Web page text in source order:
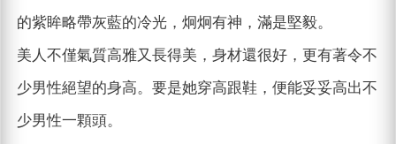
的紫眸略帶灰藍的冷光，炯炯有神，滿是堅毅。
美人不僅氣質高雅又長得美，身材還很好，更有著令不
少男性絕望的身高。要是她穿高跟鞋，便能妥妥高出不
少男性一顆頭。